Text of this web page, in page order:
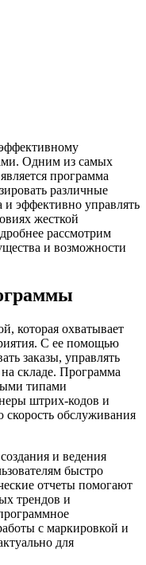
Одним из самых
программа
различные
и эффективно управлять
жесткой
рассмотрим
и возможности
которая охватывает
С ее помощью
заказы, управлять
складе. Программа
типами
штрих-кодов и
обслуживания
и ведения
быстро
отчеты помогают
трендов и
с маркировкой и
для